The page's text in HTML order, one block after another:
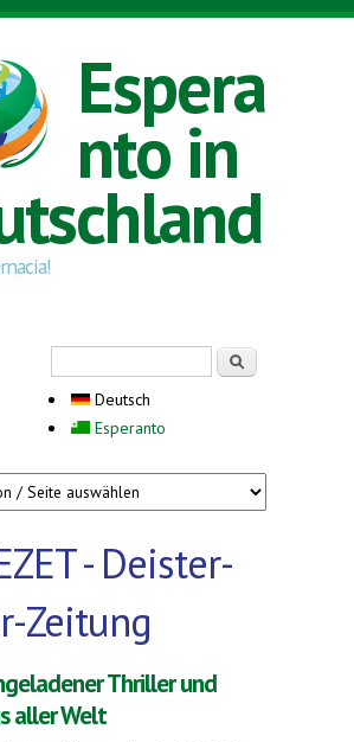
Espera
nto in
Deutsch
Esperanto
- Deister-
Zeitung
Thriller und
aller Welt